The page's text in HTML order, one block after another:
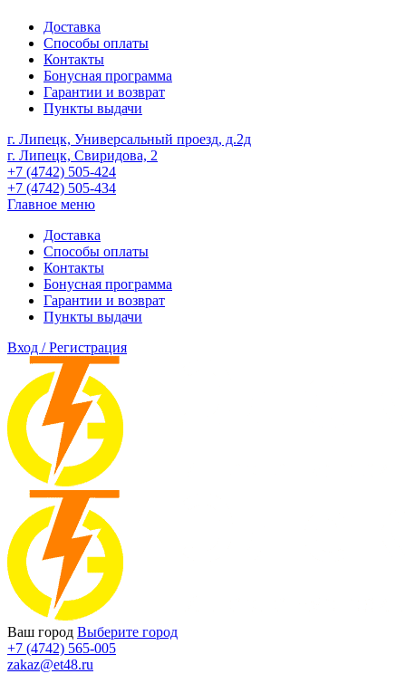
Доставка
Способы оплаты
Контакты
Бонусная программа
Гарантии и возврат
Пункты выдачи
г. Липецк, Универсальный проезд, д.2д
г. Липецк, Свиридова, 2
+7 (4742) 505-424
+7 (4742) 505-434
Главное меню
Доставка
Способы оплаты
Контакты
Бонусная программа
Гарантии и возврат
Пункты выдачи
Вход / Регистрация
Ваш город Выберите город
+7 (4742) 565-005
zakaz@et48.ru